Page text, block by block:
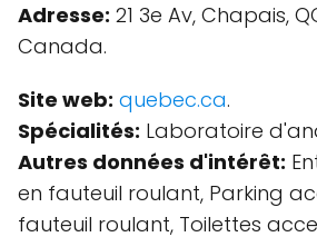
Adresse: 21 3e Av, Chapais,
Canada.
Site web: quebec.ca.
Spécialités: Laboratoire
Autres données d'intérêt:
en fauteuil roulant, Parking
fauteuil roulant, Toilettes